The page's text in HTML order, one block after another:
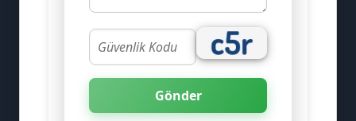
🎧
Gönder